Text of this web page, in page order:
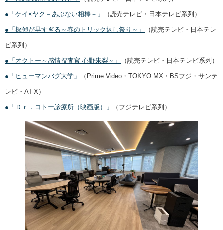
●「ケイ×ヤク－あぶない相棒－」 （読売テレビ・日本テレビ系列）
●「探偵が早すぎる～春のトリック返し祭り～」 （読売テレビ・日本テレ
ビ系列）
●「オクトー～感情捜査官 心野朱梨～」 （読売テレビ・日本テレビ系列）
●「ヒューマンバグ大学」 （Prime Video・TOKYO MX・BSフジ・サンテ
レビ・AT-X）
●「Ｄｒ．コトー診療所（映画版）」 （フジテレビ系列）